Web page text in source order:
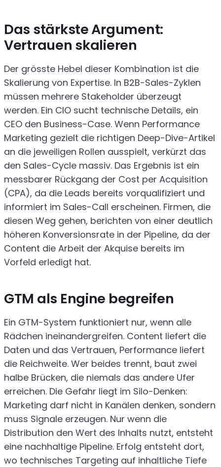
Das stärkste Argument:
Vertrauen skalieren
Der grösste Hebel dieser Kombination ist die
Skalierung von Expertise. In B2B-Sales-Zyklen
müssen mehrere Stakeholder überzeugt
werden. Ein CIO sucht technische Details, ein
CEO den Business-Case. Wenn Performance
Marketing gezielt die richtigen Deep-Dive-Artikel
an die jeweiligen Rollen ausspielt, verkürzt das
den Sales-Cycle massiv. Das Ergebnis ist ein
messbarer Rückgang der Cost per Acquisition
(CPA), da die Leads bereits vorqualifiziert und
informiert im Sales-Call erscheinen. Firmen, die
diesen Weg gehen, berichten von einer deutlich
höheren Konversionsrate in der Pipeline, da der
Content die Arbeit der Akquise bereits im
Vorfeld erledigt hat.
GTM als Engine begreifen
Ein GTM-System funktioniert nur, wenn alle
Rädchen ineinandergreifen. Content liefert die
Daten und das Vertrauen, Performance liefert
die Reichweite. Wer beides trennt, baut zwei
halbe Brücken, die niemals das andere Ufer
erreichen. Die Gefahr liegt im Silo-Denken:
Marketing darf nicht in Kanälen denken, sondern
muss Signale erzeugen. Nur wenn die
Distribution den Wert des Inhalts nutzt, entsteht
eine nachhaltige Pipeline. Erfolg entsteht dort,
wo technisches Targeting auf inhaltliche Tiefe